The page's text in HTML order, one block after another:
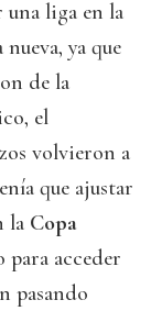
una liga en la
ya que
de la
el
volvieron a
que ajustar
la Copa
para acceder
pasando